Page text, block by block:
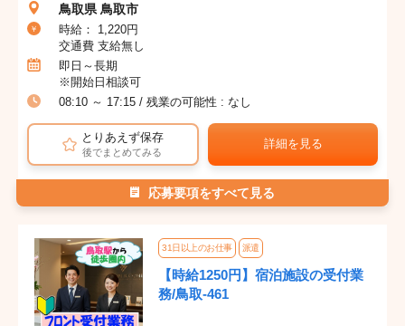
鳥取県 鳥取市
時給： 1,220円
交通費 支給無し
即日～長期
※開始日相談可
08:10 ～ 17:15 / 残業の可能性 : なし
とりあえず保存
後でまとめてみる
詳細を見る
応募要項をすべて見る
31日以上のお仕事 派遣
【時給1250円】宿泊施設の受付業
務/鳥取-461